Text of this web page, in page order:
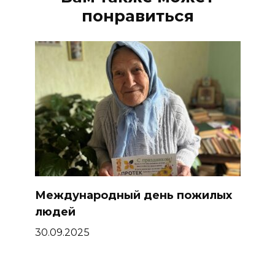
понравиться
Международный день пожилых
людей
30.09.2025